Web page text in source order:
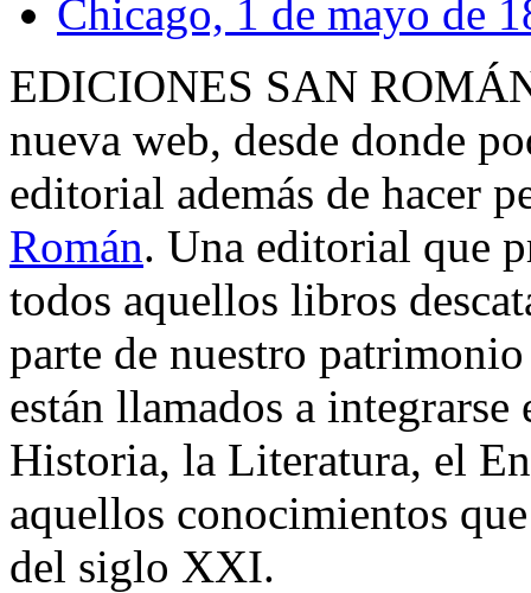
Chicago, 1 de mayo de
EDICIONES SAN
nueva web, desde donde
editorial además de hacer
Román. Una editorial que
todos aquellos libros
parte de nuestro
están llamados a
Historia, la Literatura, el
aquellos conocimientos
del siglo XXI.